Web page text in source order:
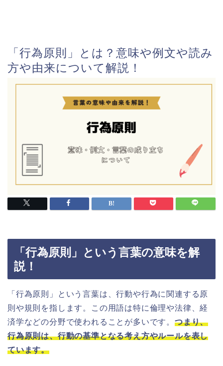
「行為原則」とは？意味や例文や読み
方や由来について解説！
「行為原則」という言葉の意味を解
説！
「行為原則」という言葉は、行動や行為に関連する原
則や規則を指します。この用語は特に倫理や法律、経
済学などの分野で使われることが多いです。 つまり、
行為原則は、行動の基準となる考え方やルールを表し
ています。